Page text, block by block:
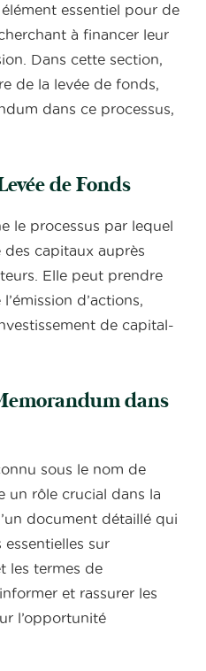
essentiel pour de
à financer leur
Dans cette section,
de la levée de fonds,
dans ce processus,
de Fonds
le processus par lequel
des capitaux auprès
Elle peut prendre
d’actions,
de capital-
dans
sous le nom de
un rôle crucial dans la
document détaillé qui
sur
les termes de
et rassurer les
l’opportunité